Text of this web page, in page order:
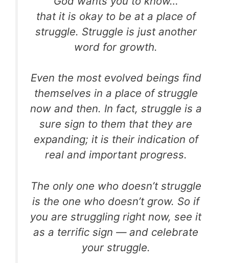
that it is okay to be at a place of
struggle. Struggle is just another
word for growth.
Even the most evolved beings find
themselves in a place of struggle
now and then. In fact, struggle is a
sure sign to them that they are
expanding; it is their indication of
real and important progress.
The only one who doesn’t struggle
is the one who doesn’t grow. So if
you are struggling right now, see it
as a terrific sign — and celebrate
your struggle.